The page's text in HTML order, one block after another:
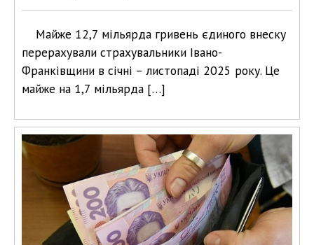
Майже 12,7 мільярда гривень єдиного внеску
перерахували страхувальники Івано-
Франківщини в січні – листопаді 2025 року. Це
майже на 1,7 мільярда […]